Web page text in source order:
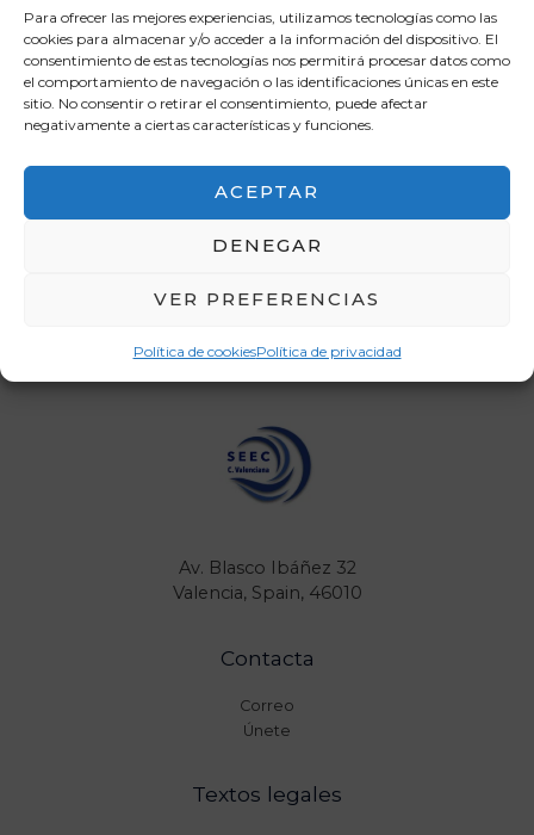
Para ofrecer las mejores experiencias, utilizamos tecnologías como las
cookies para almacenar y/o acceder a la información del dispositivo. El
consentimiento de estas tecnologías nos permitirá procesar datos como
el comportamiento de navegación o las identificaciones únicas en este
sitio. No consentir o retirar el consentimiento, puede afectar
negativamente a ciertas características y funciones.
ACEPTAR
DENEGAR
VER PREFERENCIAS
Política de cookiesPolítica de privacidad
Reducirlacuotade inscripción de
comunicaciones en
loscongresosorganizados por la SEEC.
Tener descuentosen las actividades
organizadas por lasentidades
Recibir asesoramiento en asuntos de
Secundaria, Universidad, oposiciones, etc.
Av. Blasco Ibáñez 32
Valencia, Spain, 46010
Contacta
Correo
Únete
Textos legales